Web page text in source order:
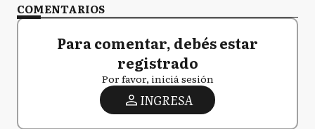
COMENTARIOS
Para comentar, debés estar
registrado
Por favor, iniciá sesión
INGRESA